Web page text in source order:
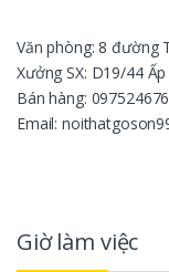
Văn phòng: 8 đường
Xưởng SX: D19/44
Bán hàng:
Email:
Giờ làm việc